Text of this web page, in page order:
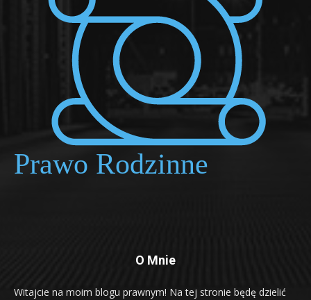
O Mnie
Witajcie na moim blogu prawnym! Na tej stronie będę dzielić